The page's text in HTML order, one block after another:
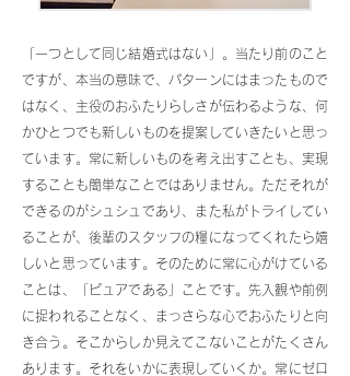
「一つとして同じ結婚式はない」。当たり前のこと
ですが、本当の意味で、パターンにはまったもので
はなく、主役のおふたりらしさが伝わるような、何
かひとつでも新しいものを提案していきたいと思っ
ています。常に新しいものを考え出すことも、実現
することも簡単なことではありません。ただそれが
できるのがシュシュであり、また私がトライしてい
ることが、後輩のスタッフの糧になってくれたら嬉
しいと思っています。そのために常に心がけている
ことは、「ピュアである」ことです。先入観や前例
に捉われることなく、まっさらな心でおふたりと向
き合う。そこからしか見えてこないことがたくさん
あります。それをいかに表現していくか。常にゼロ